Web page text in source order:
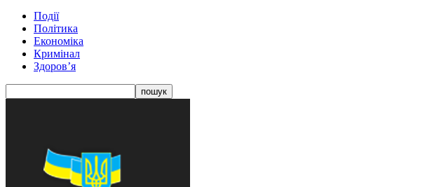
Події
Політика
Економіка
Кримінал
Здоров’я